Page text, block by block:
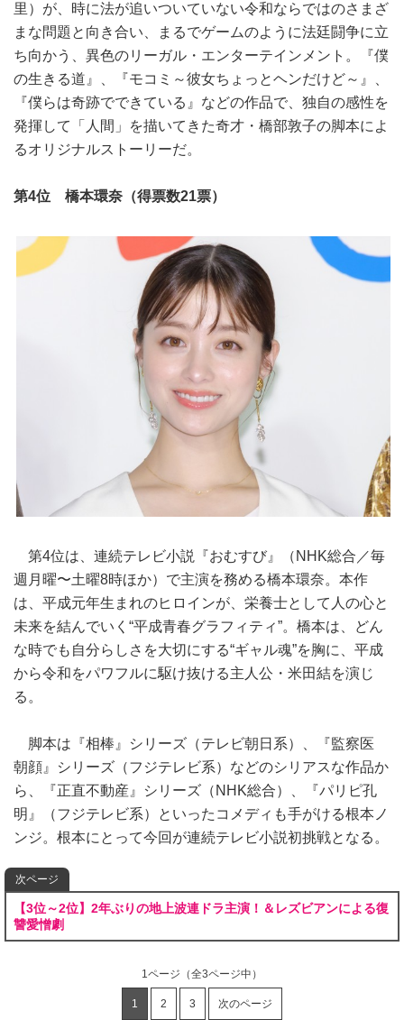
里）が、時に法が追いついていない令和ならではのさまざ
まな問題と向き合い、まるでゲームのように法廷闘争に立
ち向かう、異色のリーガル・エンターテインメント。『僕
の生きる道』、『モコミ～彼女ちょっとヘンだけど～』、
『僕らは奇跡でできている』などの作品で、独自の感性を
発揮して「人間」を描いてきた奇才・橋部敦子の脚本によ
るオリジナルストーリーだ。
第4位 橋本環奈（得票数21票）
第4位は、連続テレビ小説『おむすび』（NHK総合／毎
週月曜〜土曜8時ほか）で主演を務める橋本環奈。本作
は、平成元年生まれのヒロインが、栄養士として人の心と
未来を結んでいく“平成青春グラフィティ”。橋本は、どん
な時でも自分らしさを大切にする“ギャル魂”を胸に、平成
から令和をパワフルに駆け抜ける主人公・米田結を演じ
る。
脚本は『相棒』シリーズ（テレビ朝日系）、『監察医
朝顔』シリーズ（フジテレビ系）などのシリアスな作品か
ら、『正直不動産』シリーズ（NHK総合）、『パリピ孔
明』（フジテレビ系）といったコメディも手がける根本ノ
ンジ。根本にとって今回が連続テレビ小説初挑戦となる。
次ページ
【3位～2位】2年ぶりの地上波連ドラ主演！＆レズビアンによる復
讐愛憎劇
1ページ （全3ページ中）
1 2 3 次のページ